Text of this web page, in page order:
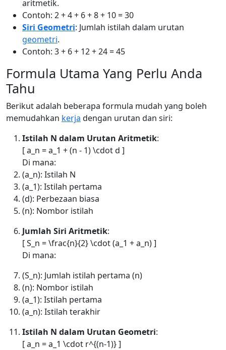
aritmetik.
Contoh: 2 + 4 + 6 + 8 + 10 = 30
Siri Geometri: Jumlah istilah dalam urutan
geometri.
Contoh: 3 + 6 + 12 + 24 = 45
Formula Utama Yang Perlu Anda
Tahu
Berikut adalah beberapa formula mudah yang boleh
memudahkan kerja dengan urutan dan siri:
Istilah N dalam Urutan Aritmetik:
[ a_n = a_1 + (n - 1) \cdot d ]
Di mana:
(a_n): Istilah N
(a_1): Istilah pertama
(d): Perbezaan biasa
(n): Nombor istilah
Jumlah Siri Aritmetik:
[ S_n = \frac{n}{2} \cdot (a_1 + a_n) ]
Di mana:
(S_n): Jumlah istilah pertama (n)
(n): Nombor istilah
(a_1): Istilah pertama
(a_n): Istilah terakhir
Istilah N dalam Urutan Geometri:
[ a_n = a_1 \cdot r^{(n-1)} ]